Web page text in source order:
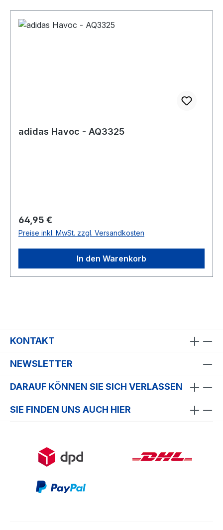
adidas Havoc - AQ3325
Regulärer Preis:
64,95 €
Preise inkl. MwSt. zzgl. Versandkosten
In den Warenkorb
KONTAKT
NEWSLETTER
DARAUF KÖNNEN SIE SICH VERLASSEN
SIE FINDEN UNS AUCH HIER